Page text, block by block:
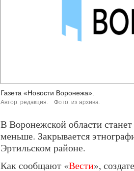
Газета «Новости Воронежа».
Автор: редакция. Фото: из архива.
В Воронежской области
меньше. Закрывается
Эртильском районе.
Как сообщают «Вести»,